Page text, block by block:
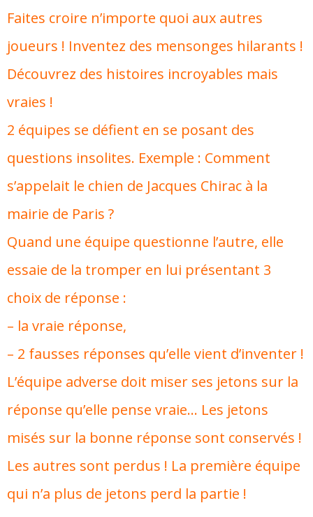
Faites croire n’importe quoi aux autres
joueurs ! Inventez des mensonges hilarants !
Découvrez des histoires incroyables mais
vraies !
2 équipes se défient en se posant des
questions insolites. Exemple : Comment
s’appelait le chien de Jacques Chirac à la
mairie de Paris ?
Quand une équipe questionne l’autre, elle
essaie de la tromper en lui présentant 3
choix de réponse :
– la vraie réponse,
– 2 fausses réponses qu’elle vient d’inventer !
L’équipe adverse doit miser ses jetons sur la
réponse qu’elle pense vraie… Les jetons
misés sur la bonne réponse sont conservés !
Les autres sont perdus ! La première équipe
qui n’a plus de jetons perd la partie !